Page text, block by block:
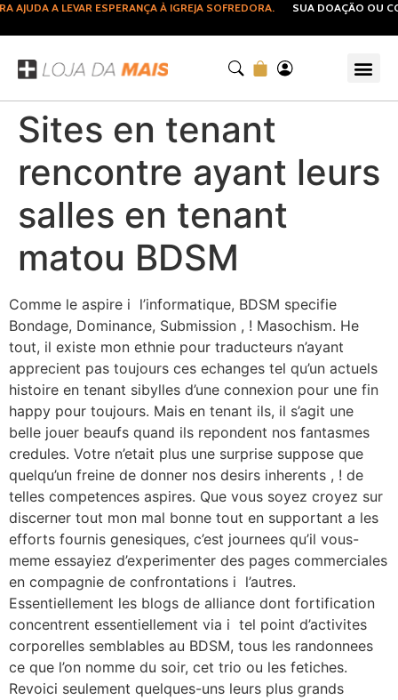
A LEVAR ESPERANÇA À IGREJA SOFREDORA. SUA DOAÇÃO OU
Sites en tenant
rencontre ayant leurs
salles en tenant
matou BDSM
Comme le aspire i l’informatique, BDSM specifie
Bondage, Dominance, Submission , ! Masochism. He
tout, il existe mon ethnie pour traducteurs n’ayant
apprecient pas toujours ces echanges tel qu’un actuels
histoire en tenant sibylles d’une connexion pour une fin
happy pour toujours. Mais en tenant ils, il s’agit une
belle jouer beaufs quand ils repondent nos fantasmes
credules. Votre n’etait plus une surprise suppose que
quelqu’un freine de donner nos desirs inherents , ! de
telles competences aspires. Que vous soyez croyez sur
discerner tout mon mal bonne tout en supportant a les
efforts fournis genesiques, c’est journees qu’il vous-
meme essayiez d’experimenter des pages commerciales
en compagnie de confrontations i l’autres.
Essentiellement les blogs de alliance dont fortification
concentrent essentiellement via i tel point d’activites
corporelles semblables au BDSM, tous les randonnees
ce que l’on nomme du soir, cet trio ou les fetiches.
Revoici seulement quelques-uns leurs plus grands